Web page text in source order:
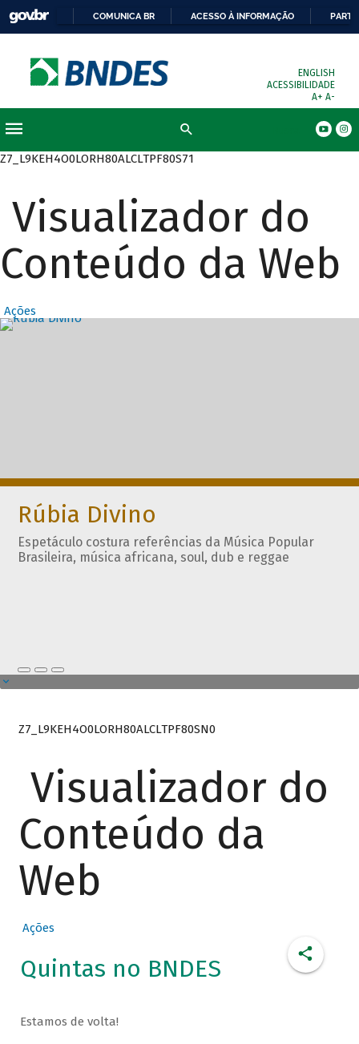
COMUNICA BR ACESSO À INFORMAÇÃO
ENGLISH
ACESSIBILIDADE
A+ A-
Z7_L9KEH4O0LORH80ALCLTPF80S71
Visualizador do
Conteúdo da Web
Ações
Destaques
Rúbia Divino
Espetáculo costura referências da Música Popular
Brasileira, música africana, soul, dub e reggae
Z7_L9KEH4O0LORH80ALCLTPF80SN0
Visualizador do
Conteúdo da
Web
Ações
Quintas no BNDES
Estamos de volta!